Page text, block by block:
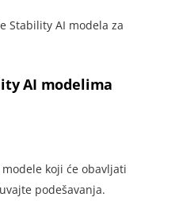
Stability AI modela za
AI modelima
koji će obavljati
podešavanja.